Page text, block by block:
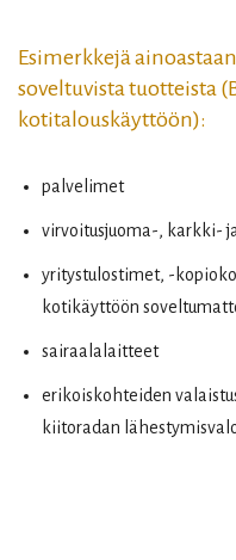
Esimerkkejä
soveltuvista tuotteista
kotitalouskäyttöön):
palvelimet
virvoitusjuoma-, karkki-
yritystulostimet, -
kotikäyttöön
sairaalalaitteet
erikoiskohteiden
kiitoradan